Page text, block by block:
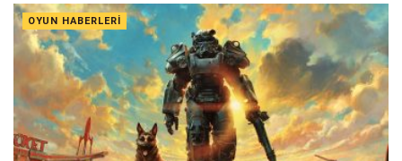
OYUN HABERLERI